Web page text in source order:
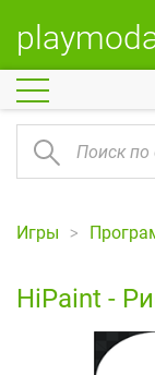
Игры
HiPaint -